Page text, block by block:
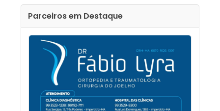
Parceiros em Destaque